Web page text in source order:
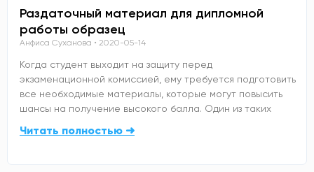
Раздаточный материал для дипломной
работы образец
Анфиса Суханова 2020-05-14
Когда студент выходит на защиту перед
экзаменационной комиссией, ему требуется подготовить
все необходимые материалы, которые могут повысить
шансы на получение высокого балла. Один из таких
Читать полностью ➜